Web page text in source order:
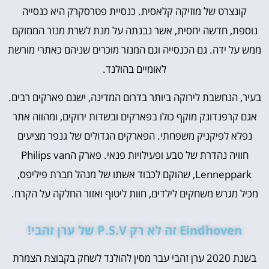
קונצרט של מוזיקה קלאסית. כנסיית פטרסקרק היא כנסייה
נוספת, חדשה יחסית, אשר נבנתה על מנת לשרת מנזר הממוקם
ממש על ידה. גם הכנסייה וגם המנזר מוכרים שניהם כאתרי מורשת
לאומיים בהולנד.
בעיר, הנחשבת לירוקה ביותר בדרום המדינה, ישנם פארקים רבים.
אגםקרפנדונק מוקף כולו בפארקים ובשדות ירוקים, ומהווה אתר
נפלא לפיקניק משפחתי. הפארקים הגדולים של גנפר מציעים
חוויה נהדרת של טבע ופעילויות פנאי.
פארק הPhilips van
Lenneppark, שהוקם לכבוד אשתו של מנהל חברת פיליפס,
מכיל מגרש משחקים לילדים, חוות ליטוף ואזור החלקה על הקרח.
Eindhoven זה לא רק P.S.V של ערן זהבי!
בשנת 2020 ערן זהבי עבר מסין להולנד לשחק בקבוצת הצמרת